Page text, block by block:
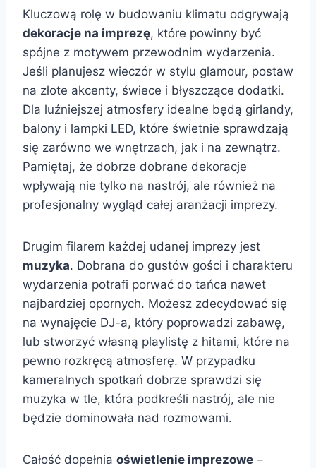
Kluczową rolę w budowaniu klimatu odgrywają
dekoracje na imprezę, które powinny być
spójne z motywem przewodnim wydarzenia.
Jeśli planujesz wieczór w stylu glamour, postaw
na złote akcenty, świece i błyszczące dodatki.
Dla luźniejszej atmosfery idealne będą girlandy,
balony i lampki LED, które świetnie sprawdzają
się zarówno we wnętrzach, jak i na zewnątrz.
Pamiętaj, że dobrze dobrane dekoracje
wpływają nie tylko na nastrój, ale również na
profesjonalny wygląd całej aranżacji imprezy.
Drugim filarem każdej udanej imprezy jest
muzyka. Dobrana do gustów gości i charakteru
wydarzenia potrafi porwać do tańca nawet
najbardziej opornych. Możesz zdecydować się
na wynajęcie DJ-a, który poprowadzi zabawę,
lub stworzyć własną playlistę z hitami, które na
pewno rozkręcą atmosferę. W przypadku
kameralnych spotkań dobrze sprawdzi się
muzyka w tle, która podkreśli nastrój, ale nie
będzie dominowała nad rozmowami.
Całość dopełnia oświetlenie imprezowe –